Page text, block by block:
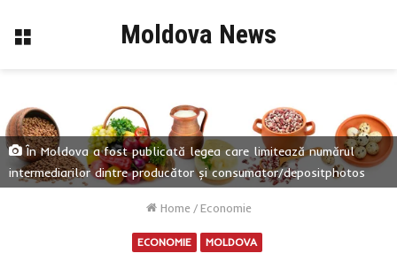
Menu Moldova News
În Moldova a fost publicată legea care limitează numărul
intermediarilor dintre producător și consumator/depositphotos
Home / Economie
ECONOMIE MOLDOVA